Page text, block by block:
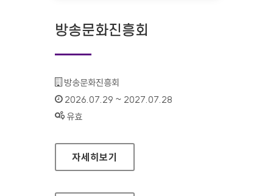
방송문화진흥회
기관명 :
방송문화진흥회
인증기간 :
2026.07.29 ~ 2027.07.28
상태 :
유효
방송문화진흥회
자세히보기